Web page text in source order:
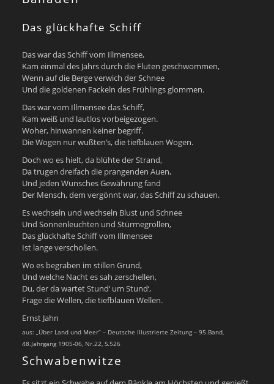
Das glückhafte Schiff
Das war das Schiff vom Illmensee,
Kam einmal des Jahrs durch die Fluten geschwommen,
Wenn auf die Berge verwich der Schnee
Und die goldenen Fackeln des Frühlings glommen.
Das war vom Illmensee das Schiff,
Kam weiß und lautlos vorbeigezogen.
Woher, hinwannen keiner begriff.
Die Wogen nur wußten’s, die tiefblauen Wogen.
Doch wo es hielt, da blühte der Strand,
Da trugen dreifach die prangenden Auen,
Und jeden Wunsches Gewährung fand
Der Mensch, dem vergönnt war, das Schiff zu schauen.
Es wechseln und wechseln Blust und Schnee
Und Sonnenleuchten und Stürmegrollen,
Das glückhafte Schiff vom Illmensee
Ist lange verschollen.
Wo es begraben im stillen Grund,
Und welche Nacht es sah zerschellen,
Du, der da wartet Stund‘ um Stund‘,
Frage die Wellen, die tiefblauen Wellen.
Ernst Jahn
aus: „Über Land und Meer“ – Deutsche Illustrierte Zeitung – 95.Band,
48.Jahrgang 1905-06, Nr.22, S.526
Schwabenwitze